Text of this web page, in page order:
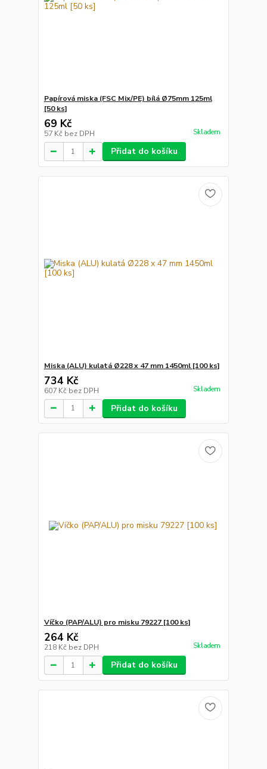
Papírová miska (FSC Mix/PE) bílá Ø75mm 125ml
[50 ks]
69 Kč
57 Kč bez DPH Skladem
Přidat do košíku
Miska (ALU) kulatá Ø228 x 47 mm 1450ml [100 ks]
734 Kč
607 Kč bez DPH Skladem
Přidat do košíku
Víčko (PAP/ALU) pro misku 79227 [100 ks]
264 Kč
218 Kč bez DPH Skladem
Přidat do košíku